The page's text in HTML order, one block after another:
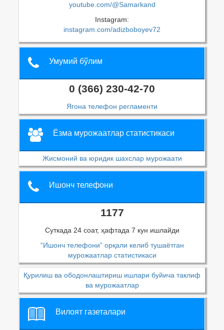
youtube.com/@Samarkand
Instagram:
instagram.com/adizboboyev72
Умумий бўлим
0 (366) 230-42-70
Ягона телефон регламенти
Ёзма мурожаатлар статистикаси
Жисмоний ва юридик шахслар мурожаати
Ишонч телефони
1177
Суткада 24 соат, ҳафтада 7 кун ишлайди
“Ишонч телефони” орқали келиб тушаётган
мурожаатлар статистикаси
Қурилиш ва ободонлаштириш ишлари буйича таклиф
ва мурожаатлар
Вилоят газеталари